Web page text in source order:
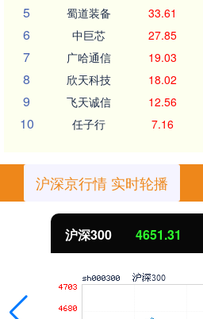
5 蜀道装备 33.61
6 中巨芯 27.85
7 广哈通信 19.03
8 欣天科技 18.02
9 飞天诚信 12.56
10 任子行 7.16
沪深京行情 实时轮播
沪深300 4651.31